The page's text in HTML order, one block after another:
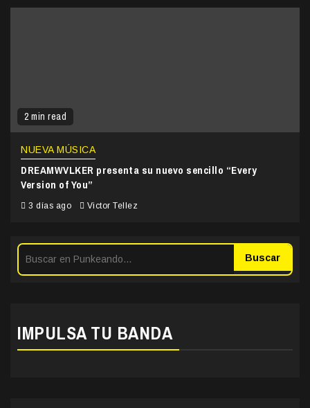
2 min read
NUEVA MÚSICA
DREAMWVLKER presenta su nuevo sencillo “Every
Version of You”
3 días ago Victor Tellez
Buscar
IMPULSA TU BANDA